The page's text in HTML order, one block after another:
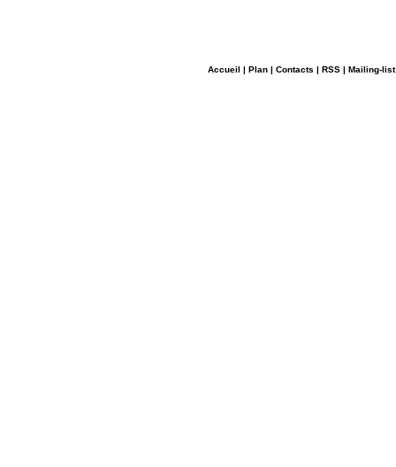
Accueil | Plan | Contacts | RSS | Mailing-list